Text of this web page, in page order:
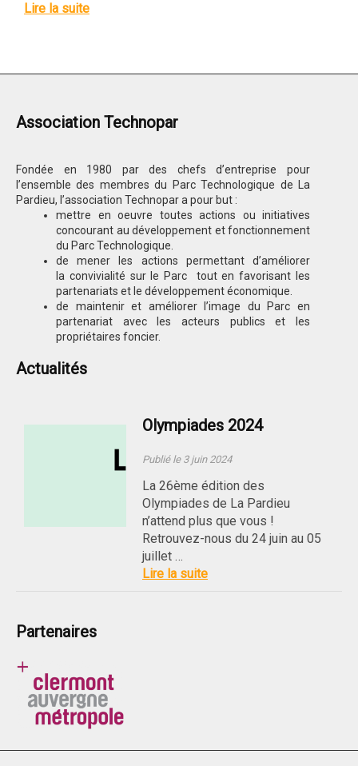
Lire la suite
Association Technopar
Fondée en 1980 par des chefs d’entreprise pour
l’ensemble des membres du Parc Technologique de La
Pardieu, l’association Technopar a pour but :
mettre en oeuvre toutes actions ou initiatives
concourant au développement et fonctionnement
du Parc Technologique.
de mener les actions permettant d’améliorer
la convivialité sur le Parc tout en favorisant les
partenariats et le développement économique.
de maintenir et améliorer l’image du Parc en
partenariat avec les acteurs publics et les
propriétaires foncier.
Actualités
Olympiades 2024
Publié le 3 juin 2024
La 26ème édition des
Olympiades de La Pardieu
n’attend plus que vous !
Retrouvez-nous du 24 juin au 05
juillet …
Lire la suite
Partenaires